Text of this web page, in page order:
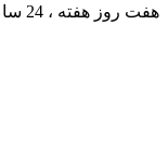
هفت روز هفته ، 24 ساعت شبانه‌روز پاسخگوی شما هستیم.